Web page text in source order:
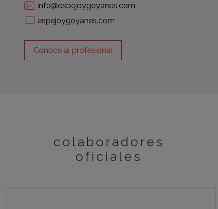
info@espejoygoyanes.com
espejoygoyanes.com
Conoce al profesional
colaboradores
oficiales